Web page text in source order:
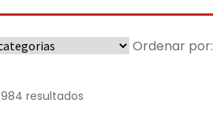
Ordenar por:
resultados